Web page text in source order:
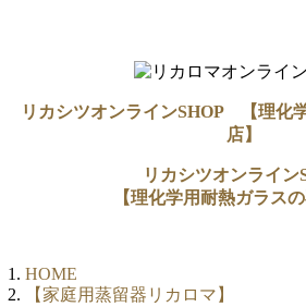
リカシツオンラインSHOP 【理化
店】
リカシツオンライン
【理化学用耐熱ガラスの
HOME
【家庭用蒸留器リカロマ】